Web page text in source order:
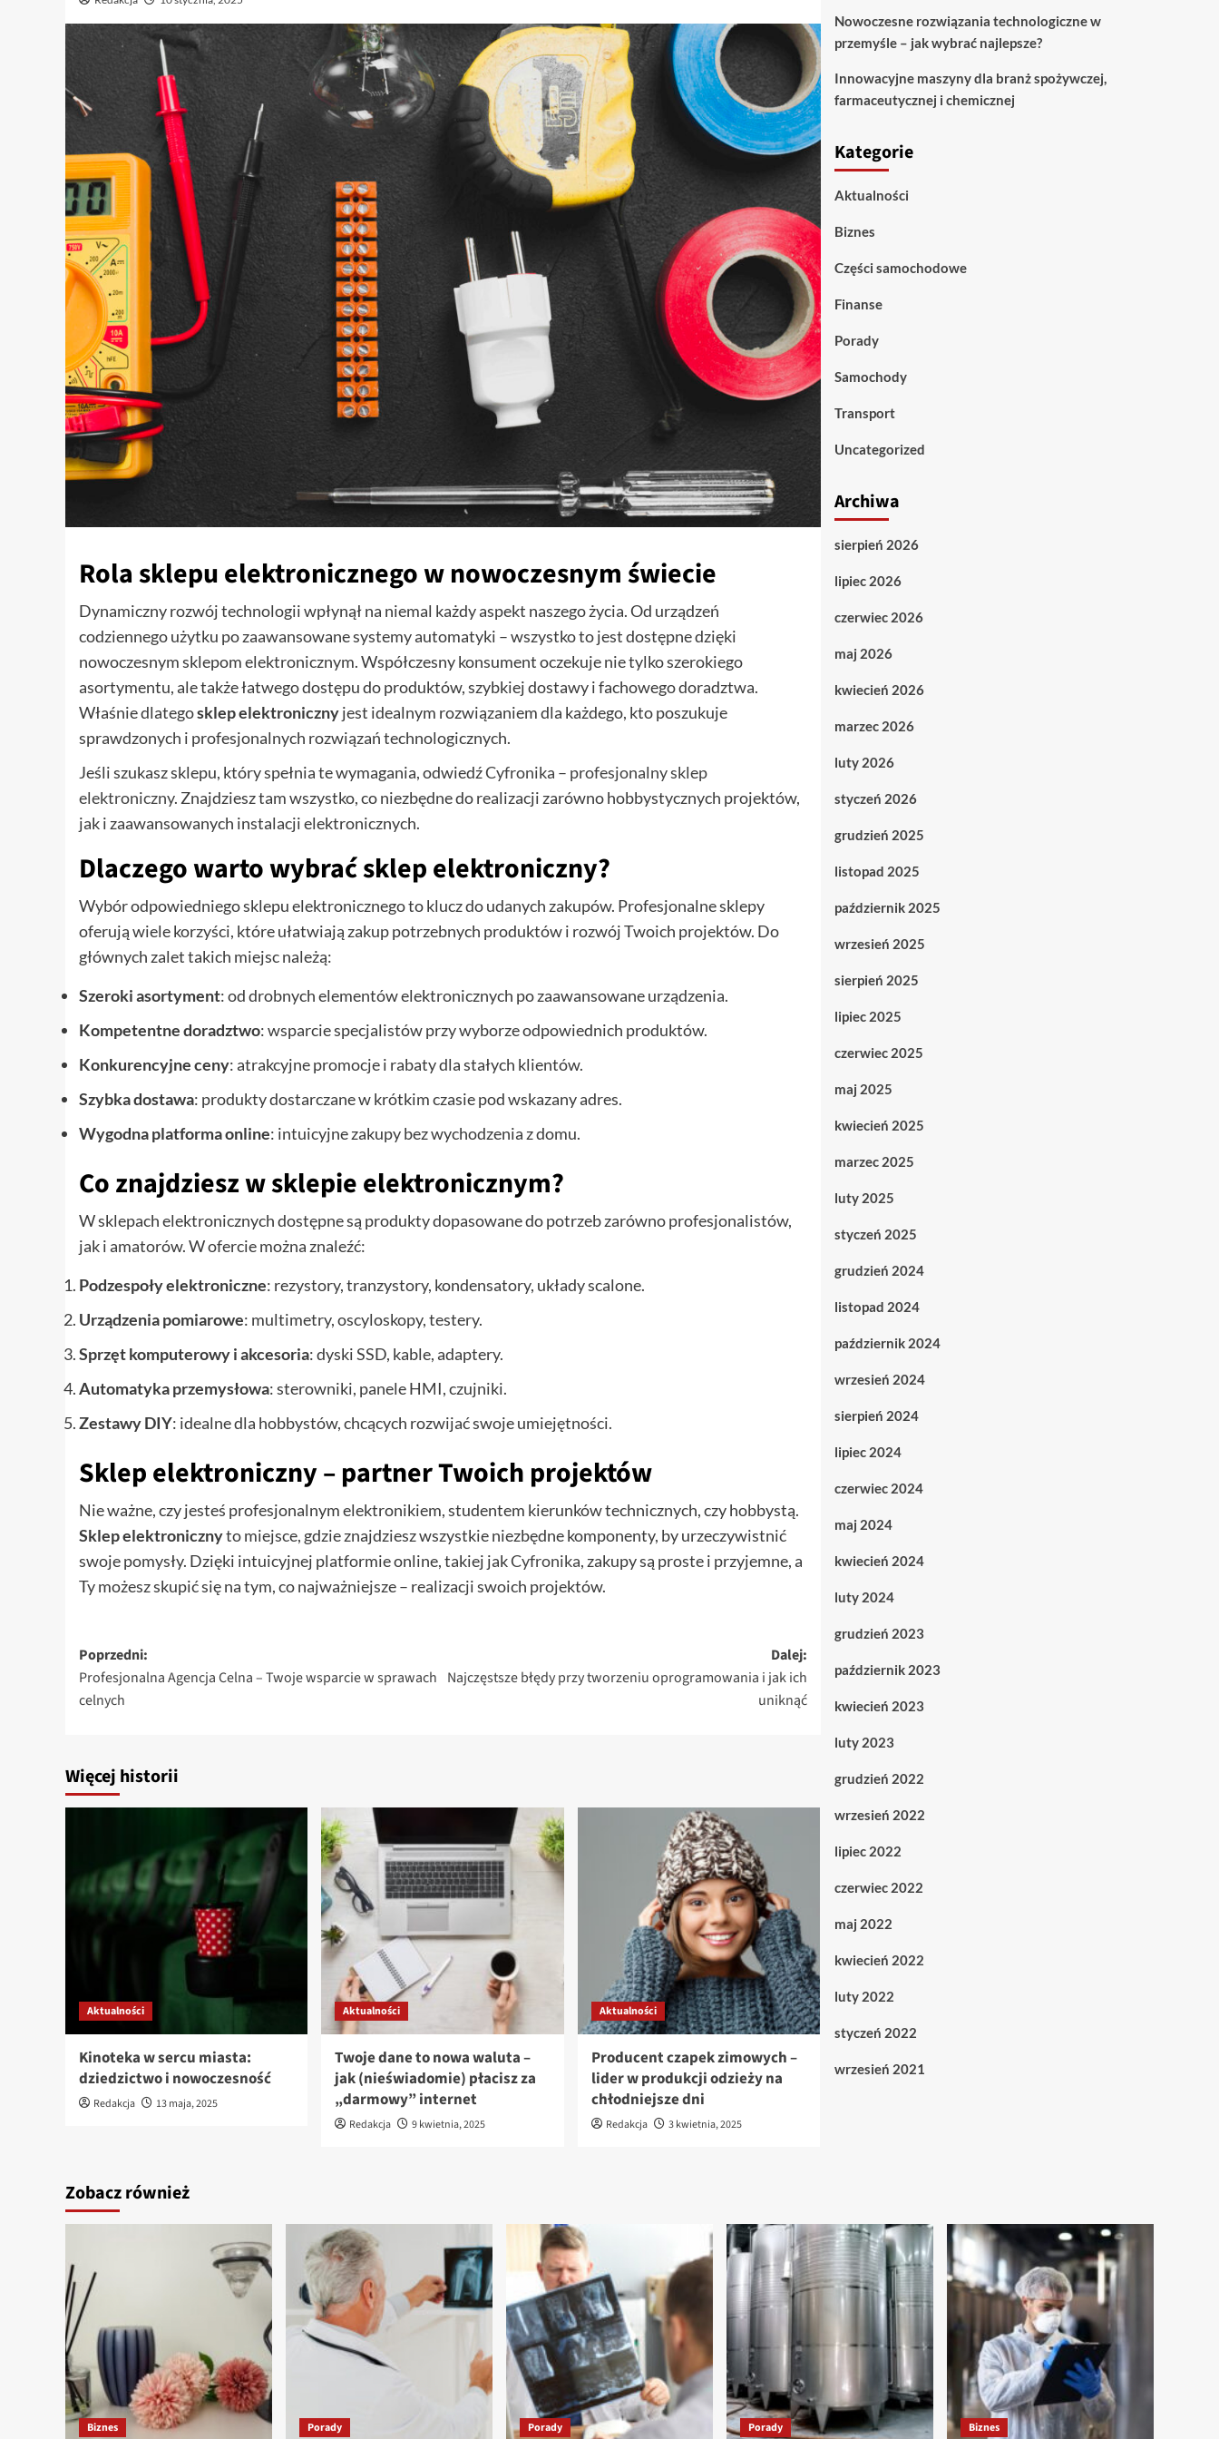
Rola sklepu elektronicznego w nowoczesnym świecie
Dynamiczny rozwój technologii wpłynął na niemal każdy aspekt naszego życia. Od urządzeń
codziennego użytku po zaawansowane systemy automatyki – wszystko to jest dostępne dzięki
nowoczesnym sklepom elektronicznym. Współczesny konsument oczekuje nie tylko szerokiego
asortymentu, ale także łatwego dostępu do produktów, szybkiej dostawy i fachowego doradztwa.
Właśnie dlategosklep elektronicznyjest idealnym rozwiązaniem dla każdego, kto poszukuje
sprawdzonych i profesjonalnych rozwiązań technologicznych.
Jeśli szukasz sklepu, który spełnia te wymagania, odwiedźCyfronika – profesjonalny sklep
elektroniczny. Znajdziesz tam wszystko, co niezbędne do realizacji zarówno hobbystycznych projektów,
jak i zaawansowanych instalacji elektronicznych.
Dlaczego warto wybrać sklep elektroniczny?
Wybór odpowiedniego sklepu elektronicznego to klucz do udanych zakupów. Profesjonalne sklepy
oferują wiele korzyści, które ułatwiają zakup potrzebnych produktów i rozwój Twoich projektów. Do
głównych zalet takich miejsc należą:
Szeroki asortyment: od drobnych elementów elektronicznych po zaawansowane urządzenia.
Kompetentne doradztwo: wsparcie specjalistów przy wyborze odpowiednich produktów.
Konkurencyjne ceny: atrakcyjne promocje i rabaty dla stałych klientów.
Szybka dostawa: produkty dostarczane w krótkim czasie pod wskazany adres.
Wygodna platforma online: intuicyjne zakupy bez wychodzenia z domu.
Co znajdziesz w sklepie elektronicznym?
W sklepach elektronicznych dostępne są produkty dopasowane do potrzeb zarówno profesjonalistów,
jak i amatorów. W ofercie można znaleźć:
Podzespoły elektroniczne: rezystory, tranzystory, kondensatory, układy scalone.
Urządzenia pomiarowe: multimetry, oscyloskopy, testery.
Sprzęt komputerowy i akcesoria: dyski SSD, kable, adaptery.
Automatyka przemysłowa: sterowniki, panele HMI, czujniki.
Zestawy DIY: idealne dla hobbystów, chcących rozwijać swoje umiejętności.
Sklep elektroniczny – partner Twoich projektów
Nie ważne, czy jesteś profesjonalnym elektronikiem, studentem kierunków technicznych, czy hobbystą.
Sklep elektronicznyto miejsce, gdzie znajdziesz wszystkie niezbędne komponenty, by urzeczywistnić
swoje pomysły. Dzięki intuicyjnej platformie online, takiej jakCyfronika, zakupy są proste i przyjemne, a
Ty możesz skupić się na tym, co najważniejsze – realizacji swoich projektów.
Zobacz
wpisy
Poprzedni:
Profesjonalna Agencja Celna – Twoje wsparcie w sprawach
celnych
Dalej:
Najczęstsze błędy przy tworzeniu oprogramowania i jak ich
uniknąć
Więcej historii
Aktualności
Kinoteka w sercu miasta:
dziedzictwo i nowoczesność
Redakcja 13 maja, 2025
Aktualności
Twoje dane to nowa waluta –
jak (nieświadomie) płacisz za
„darmowy” internet
Redakcja 9 kwietnia, 2025
Aktualności
Producent czapek zimowych –
lider w produkcji odzieży na
chłodniejsze dni
Redakcja 3 kwietnia, 2025
Nowoczesne rozwiązania technologiczne w
przemyśle – jak wybrać najlepsze?
Innowacyjne maszyny dla branż spożywczej,
farmaceutycznej i chemicznej
Kategorie
Aktualności
Biznes
Części samochodowe
Finanse
Porady
Samochody
Transport
Uncategorized
Archiwa
sierpień 2026
lipiec 2026
czerwiec 2026
maj 2026
kwiecień 2026
marzec 2026
luty 2026
styczeń 2026
grudzień 2025
listopad 2025
październik 2025
wrzesień 2025
sierpień 2025
lipiec 2025
czerwiec 2025
maj 2025
kwiecień 2025
marzec 2025
luty 2025
styczeń 2025
grudzień 2024
listopad 2024
październik 2024
wrzesień 2024
sierpień 2024
lipiec 2024
czerwiec 2024
maj 2024
kwiecień 2024
luty 2024
grudzień 2023
październik 2023
kwiecień 2023
luty 2023
grudzień 2022
wrzesień 2022
lipiec 2022
czerwiec 2022
maj 2022
kwiecień 2022
luty 2022
styczeń 2022
wrzesień 2021
Zobacz również
Biznes Porady Porady Porady Biznes